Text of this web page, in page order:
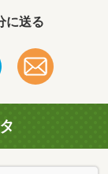
に送る